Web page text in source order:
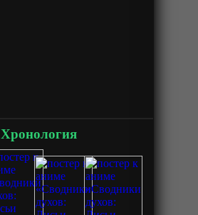
Хронология